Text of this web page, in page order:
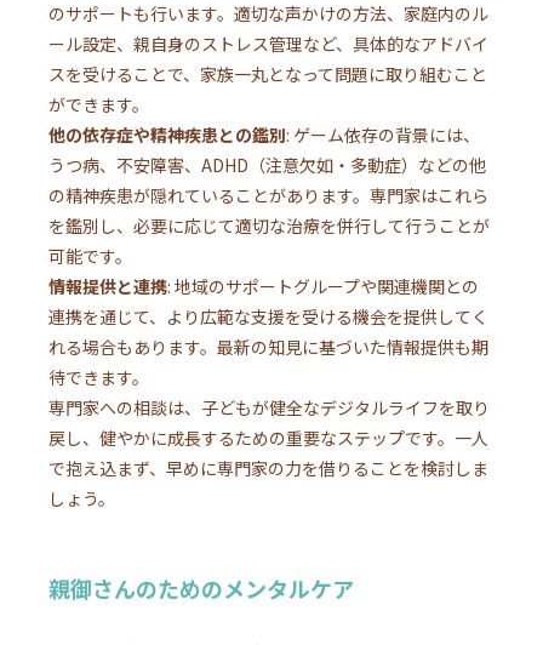
のサポートも行います。適切な声かけの方法、家庭内のル
ール設定、親自身のストレス管理など、具体的なアドバイ
スを受けることで、家族一丸となって問題に取り組むこと
ができます。
他の依存症や精神疾患との鑑別: ゲーム依存の背景には、
うつ病、不安障害、ADHD（注意欠如・多動症）などの他
の精神疾患が隠れていることがあります。専門家はこれら
を鑑別し、必要に応じて適切な治療を併行して行うことが
可能です。
情報提供と連携: 地域のサポートグループや関連機関との
連携を通じて、より広範な支援を受ける機会を提供してく
れる場合もあります。最新の知見に基づいた情報提供も期
待できます。
専門家への相談は、子どもが健全なデジタルライフを取り
戻し、健やかに成長するための重要なステップです。一人
で抱え込まず、早めに専門家の力を借りることを検討しま
しょう。
親御さんのためのメンタルケア